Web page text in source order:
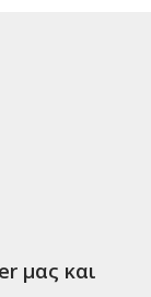
μας και